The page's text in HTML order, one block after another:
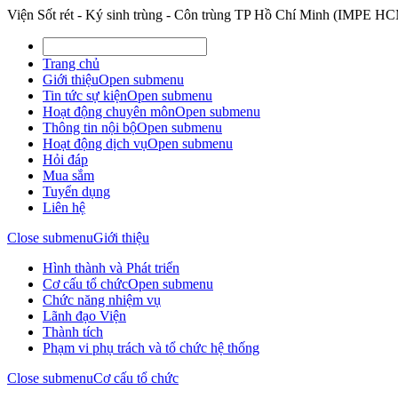
Viện Sốt rét - Ký sinh trùng - Côn trùng TP Hồ Chí Minh (IMPE
Trang chủ
Giới thiệuOpen submenu
Tin tức sự kiệnOpen submenu
Hoạt động chuyên mônOpen submenu
Thông tin nội bộOpen submenu
Hoạt động dịch vụOpen submenu
Hỏi đáp
Mua sắm
Tuyển dụng
Liên hệ
Close submenuGiới thiệu
Hình thành và Phát triển
Cơ cấu tổ chứcOpen submenu
Chức năng nhiệm vụ
Lãnh đạo Viện
Thành tích
Phạm vi phụ trách và tổ chức hệ thống
Close submenuCơ cấu tổ chức